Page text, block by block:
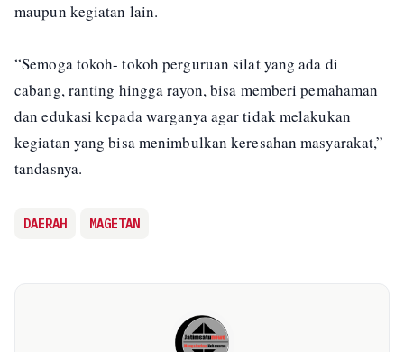
maupun kegiatan lain.
“Semoga tokoh- tokoh perguruan silat yang ada di
cabang, ranting hingga rayon, bisa memberi pemahaman
dan edukasi kepada warganya agar tidak melakukan
kegiatan yang bisa menimbulkan keresahan masyarakat,”
tandasnya.
DAERAH MAGETAN